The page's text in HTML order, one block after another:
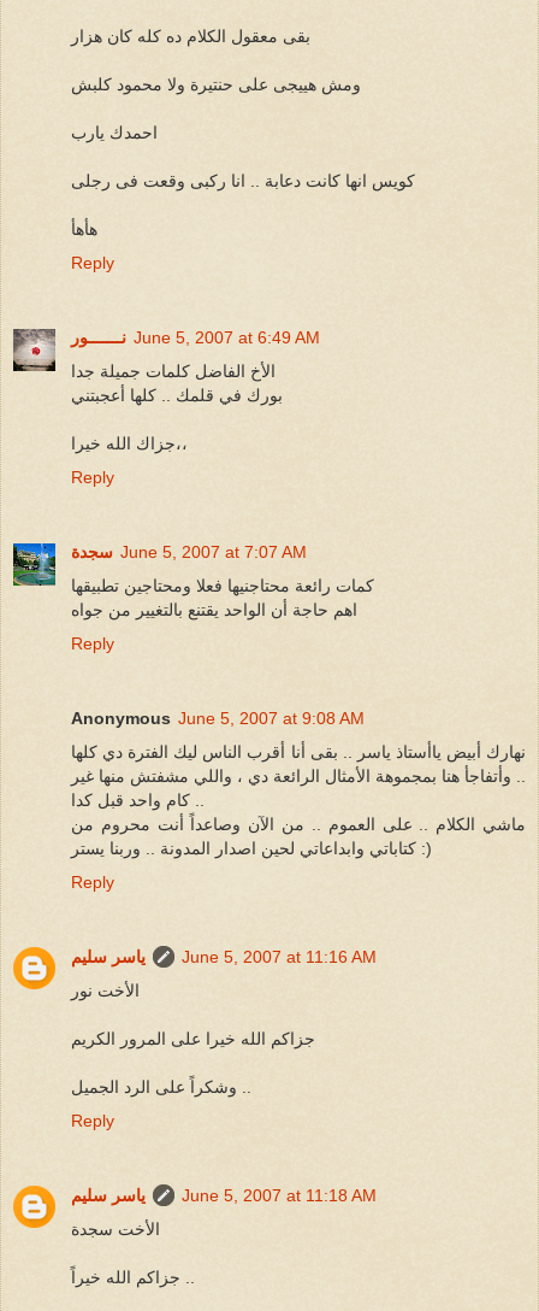
بقى معقول الكلام ده كله كان هزار
ومش هييجى على حنتيرة ولا محمود كلبش
احمدك يارب
كويس انها كانت دعابة .. انا ركبى وقعت فى رجلى
هأهأ
Reply
نـــــــور June 5, 2007 at 6:49 AM
الأخ الفاضل كلمات جميلة جدا
بورك في قلمك .. كلها أعجبتني
جزاك الله خيرا،،
Reply
سجدة June 5, 2007 at 7:07 AM
كمات رائعة محتاجنيها فعلا ومحتاجين تطبيقها
اهم حاجة أن الواحد يقتنع بالتغيير من جواه
Reply
Anonymous June 5, 2007 at 9:08 AM
نهارك أبيض ياأستاذ ياسر .. بقى أنا أقرب الناس ليك الفترة دي كلها
.. وأتفاجأ هنا بمجموهة الأمثال الرائعة دي ، واللي مشفتش منها غير
ماشي الكلام .. على العموم .. من الآن وصاعداً أنت محروم من
كتاباتي وابداعاتي لحين اصدار المدونة .. وربنا يستر :)
Reply
ياسر سليم
June 5, 2007 at 11:16 AM
الأخت نور
جزاكم الله خيرا على المرور الكريم
Reply
ياسر سليم
June 5, 2007 at 11:18 AM
الأخت سجدة